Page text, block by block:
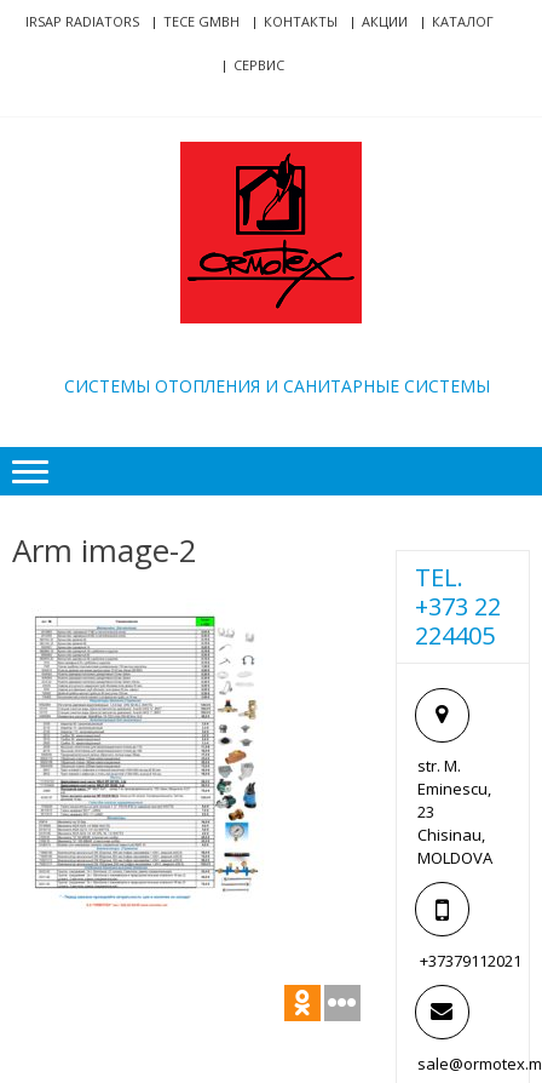
Skip
SkipIRSAP RADIATORS TECE GMBH КОНТАКТЫ АКЦИИ КАТАЛОГ
СЕРВИС
CИСТЕМЫ ОТОПЛЕНИЯ И САНИТАРНЫЕ СИСТЕМЫ
Arm image-2
TEL.
+373 22
224405
str. M.
Eminescu,
23
Chisinau,
MOLDOVA
+37379112021